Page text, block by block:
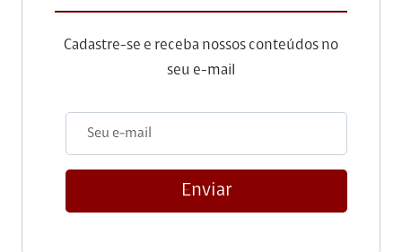
Cadastre-se e receba nossos conteúdos no
seu e-mail
Enviar